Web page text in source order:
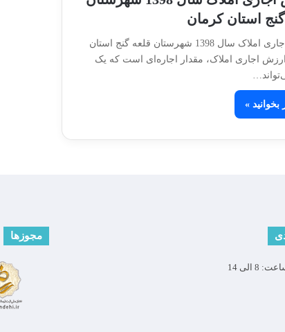
استان کرمان
ارزش اجاری املاک سال 1398 شهرستان قلعه گنج استان
اجاری املاک، مقدار اجاره‌ای است که یک
بخوانید »
الی 14
مجوزها